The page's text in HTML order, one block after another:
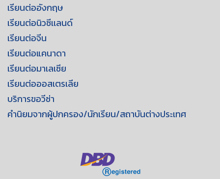
เรียนต่ออังกฤษ
เรียนต่อนิวซีเเลนด์
เรียนต่อจีน
เรียนต่อแคนาดา
เรียนต่อมาเลเซีย
เรียนต่อออสเตรเลีย
บริการขอวีซ่า
คำนิยมจากผู้ปกครอง/นักเรียน/สถาบันต่างประเทศ